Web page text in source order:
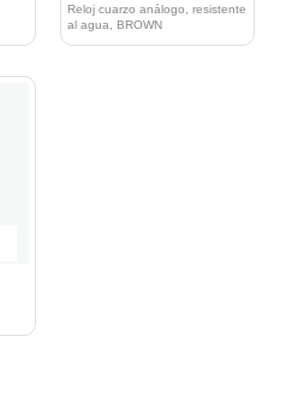
Reloj cuarzo análogo, resistente
al agua, BROWN